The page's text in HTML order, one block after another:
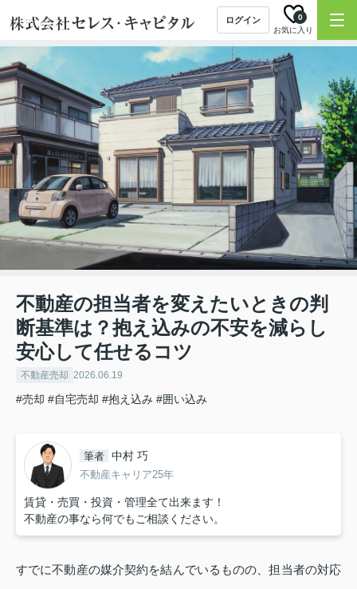
ログイン
お気に入り
0
不動産の担当者を変えたいときの判
断基準は？抱え込みの不安を減らし
安心して任せるコツ
不動産売却 2026.06.19
#売却 #自宅売却 #抱え込み #囲い込み
筆者 中村 巧
不動産キャリア25年
賃貸・売買・投資・管理全て出来ます！
不動産の事なら何でもご相談ください。
すでに不動産の媒介契約を結んでいるものの、担当者の対応